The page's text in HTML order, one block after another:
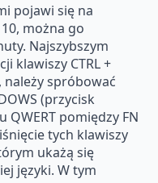
pojawi się na
można go
Najszybszym
klawiszy CTRL +
należy spróbować
(przycisk
pomiędzy FN
tych klawiszy
ukażą się
języki. W tym